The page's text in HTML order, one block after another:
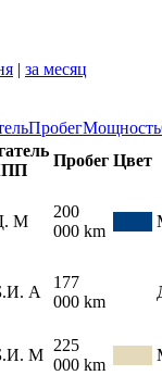
| за месяц
ПробегМощность
Пробег Цвет
М
200
000 km
А
177
000 km
М
225
000 km